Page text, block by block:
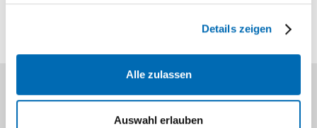
Details zeigen
Alle zulassen
Auswahl erlauben
Kontakt